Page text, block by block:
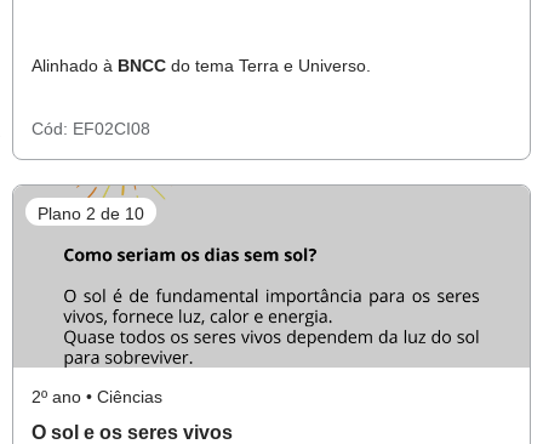
Alinhado à BNCC do tema Terra e Universo.
Cód: EF02CI08
Plano 2 de 10
2º ano • Ciências
O sol e os seres vivos